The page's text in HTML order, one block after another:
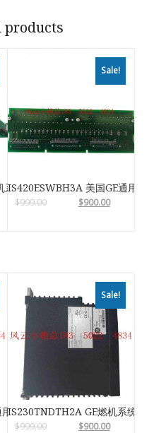
products
系统卡件
Sale!
IS420ESWBH3A 美国GE通用电气
$999.00 $900.00
电气
Sale!
IS230TNDTH2A GE燃机系统
$999.00 $900.00